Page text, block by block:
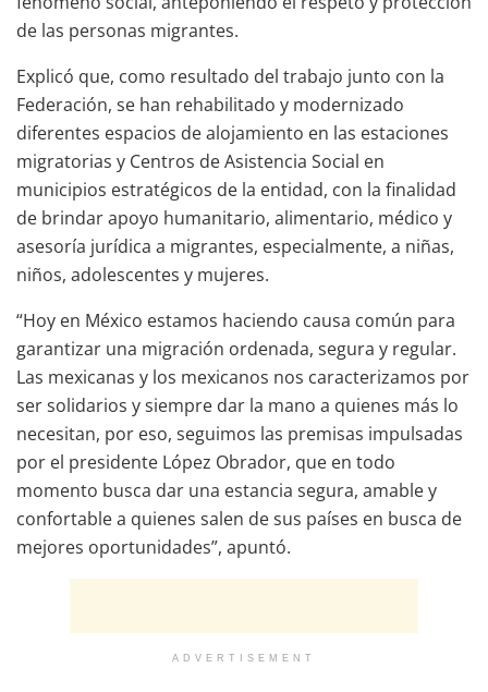
de las personas migrantes.
Explicó que, como resultado del trabajo junto con la
Federación, se han rehabilitado y modernizado
diferentes espacios de alojamiento en las estaciones
migratorias y Centros de Asistencia Social en
municipios estratégicos de la entidad, con la finalidad
de brindar apoyo humanitario, alimentario, médico y
asesoría jurídica a migrantes, especialmente, a niñas,
niños, adolescentes y mujeres.
“Hoy en México estamos haciendo causa común para
garantizar una migración ordenada, segura y regular.
Las mexicanas y los mexicanos nos caracterizamos por
ser solidarios y siempre dar la mano a quienes más lo
necesitan, por eso, seguimos las premisas impulsadas
por el presidente López Obrador, que en todo
momento busca dar una estancia segura, amable y
confortable a quienes salen de sus países en busca de
mejores oportunidades”, apuntó.
ADVERTISEMENT